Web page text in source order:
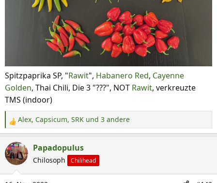
Spitzpaprika SP, "Rawit", Habanero Red, Cayenne
Golden, Thai Chili, Die 3 "???", NOT Rawit, verkreuzte
TMS (indoor)
R
e
a
k
t
i
Alex, Capsicum, SRK und 3 andere
Papadopulus
Chilosoph Chilihead